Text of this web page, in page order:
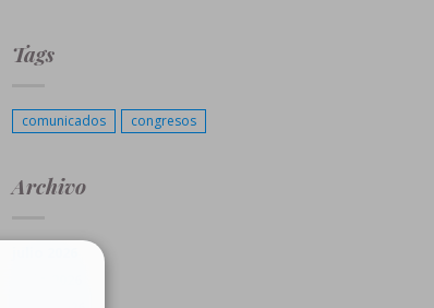
Tags
comunicados congresos
Archivo